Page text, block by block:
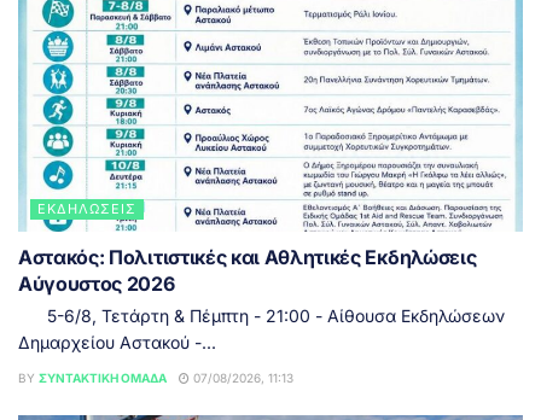
ΕΚΔΗΛΏΣΕΙΣ
Αστακός: Πολιτιστικές και Αθλητικές Εκδηλώσεις
Αύγουστος 2026
5-6/8, Τετάρτη & Πέμπτη - 21:00 - Αίθουσα Εκδηλώσεων
Δημαρχείου Αστακού -...
BY ΣΥΝΤΑΚΤΙΚΉ ΟΜΆΔΑ 07/08/2026, 11:13